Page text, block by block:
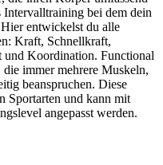
bei dem dein
entwickelst du alle
Kraft, Schnellkraft,
und Koordination. Functional
immer mehrere Muskeln,
beanspruchen. Diese
Sportarten und kann mit
angepasst werden.